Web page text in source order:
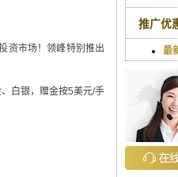
资市场！领峰特别推出
白银，赠金按5美元/手
推广优
最